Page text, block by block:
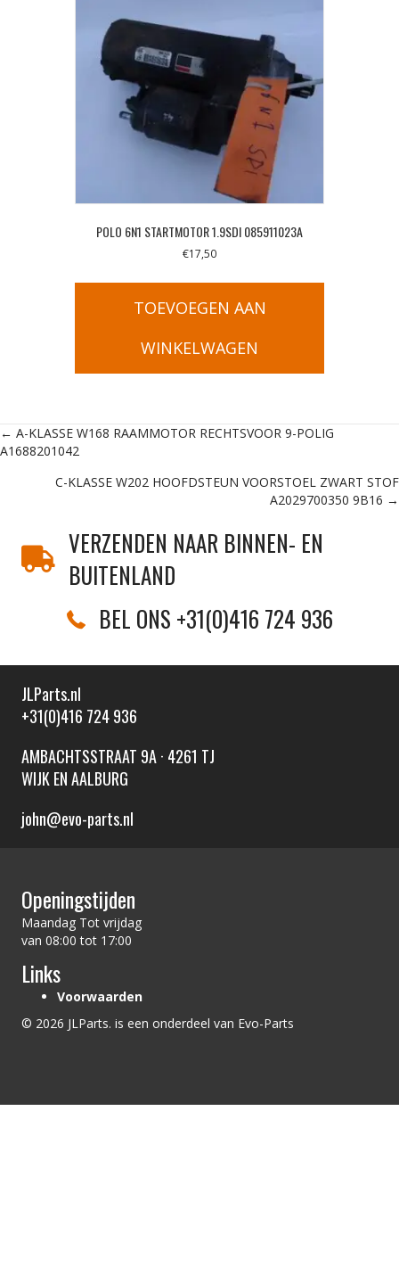
POLO 6N1 STARTMOTOR 1.9SDI 085911023A
€17,50
TOEVOEGEN AAN
WINKELWAGEN
Posts
navigation
← A-KLASSE W168 RAAMMOTOR RECHTSVOOR 9-POLIG
A1688201042
C-KLASSE W202 HOOFDSTEUN VOORSTOEL ZWART STOF
A2029700350 9B16 →
VERZENDEN NAAR BINNEN- EN
BUITENLAND
BEL ONS +31(0)416 724 936
JLParts.nl
+31(0)416 724 936
AMBACHTSSTRAAT 9A · 4261 TJ
WIJK EN AALBURG
john@evo-parts.nl
Openingstijden
Maandag Tot vrijdag
van 08:00 tot 17:00
Links
Voorwaarden
© 2026 JLParts. is een onderdeel van Evo-Parts